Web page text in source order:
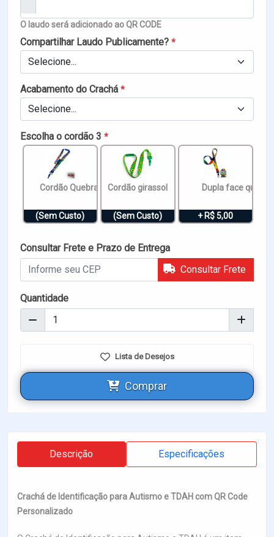
O laudo será adicionado ao QR CODE
Compartilhar Laudo Publicamente? *
Selecione...
Acabamento do Crachá *
Selecione...
Escolha o cordão 3 *
Cordão Quebra cabeça
(Sem Custo)
Cordão girassol
(Sem Custo)
Dupla face quebra
+ R$ 5,00
Consultar Frete e Prazo de Entrega
Consultar Frete
Quantidade
Lista de Desejos
Comprar
Descrição Especificações
Crachá de Identificação para Autismo e TDAH com QR Code
Personalizado